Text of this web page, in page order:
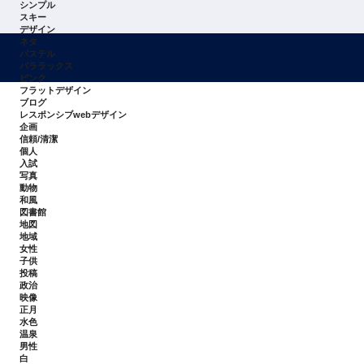
シンプル
スキー
デザイン
ネタ
パステル
パララックス
ピンク
フラットデザイン
ブログ
レスポンシブwebデザイン
企画
信頼/清潔
個人
入試
写真
動物
和風
図書館
地図
地域
女性
子供
投稿
政治
映像
正月
水色
温泉
男性
白